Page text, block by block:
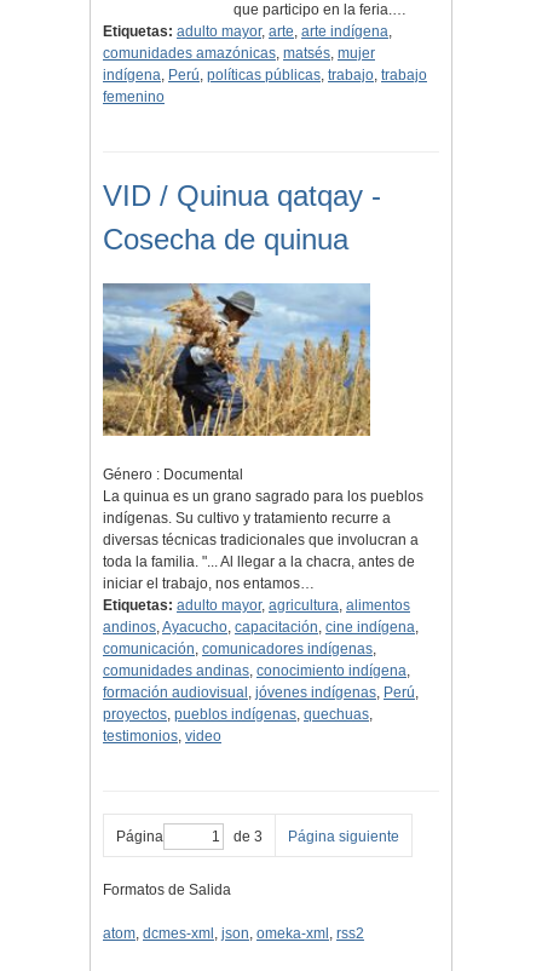
que participo en la feria.…
Etiquetas: adulto mayor, arte, arte indígena,
comunidades amazónicas, matsés, mujer
indígena, Perú, políticas públicas, trabajo, trabajo
femenino
VID / Quinua qatqay -
Cosecha de quinua
Género : Documental
La quinua es un grano sagrado para los pueblos
indígenas. Su cultivo y tratamiento recurre a
diversas técnicas tradicionales que involucran a
toda la familia. "... Al llegar a la chacra, antes de
iniciar el trabajo, nos entamos…
Etiquetas: adulto mayor, agricultura, alimentos
andinos,Ayacucho, capacitación, cine indígena,
comunicación, comunicadores indígenas,
comunidades andinas, conocimiento indígena,
formación audiovisual , jóvenes indígenas, Perú,
proyectos, pueblos indígenas, quechuas,
testimonios, video
Página de 3 Página siguiente
Formatos de Salida
atom, dcmes-xml , json, omeka-xml , rss2